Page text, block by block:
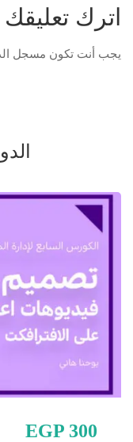
اترك تعليقك
يجب أنت تكون مسجل
EGP 300